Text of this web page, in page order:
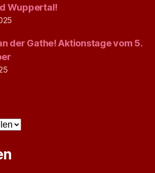
Wuppertal!
der Gathe! Aktionstage vom 5.